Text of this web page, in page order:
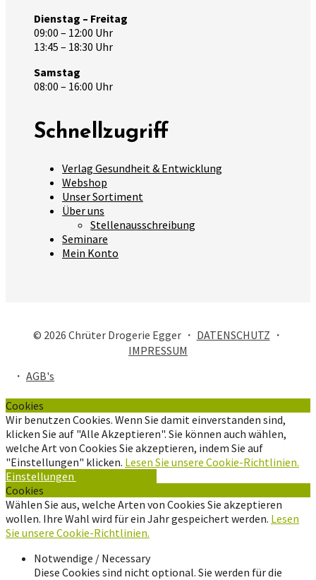
Dienstag – Freitag
09:00 – 12:00 Uhr
13:45 – 18:30 Uhr
Samstag
08:00 – 16:00 Uhr
Schnellzugriff
Verlag Gesundheit & Entwicklung
Webshop
Unser Sortiment
Über uns
Stellenausschreibung
Seminare
Mein Konto
© 2026 Chrüter Drogerie Egger ・ DATENSCHUTZ ・
IMPRESSUM
・ AGB's
Cookies
Wir benutzen Cookies. Wenn Sie damit einverstanden sind,
klicken Sie auf "Alle Akzeptieren". Sie können auch wählen,
welche Art von Cookies Sie akzeptieren, indem Sie auf
"Einstellungen" klicken. Lesen Sie unsere Cookie-Richtlinien.
Einstellungen
Cookies
Wählen Sie aus, welche Arten von Cookies Sie akzeptieren
wollen. Ihre Wahl wird für ein Jahr gespeichert werden. Lesen
Sie unsere Cookie-Richtlinien.
Notwendige / Necessary
Diese Cookies sind nicht optional. Sie werden für die